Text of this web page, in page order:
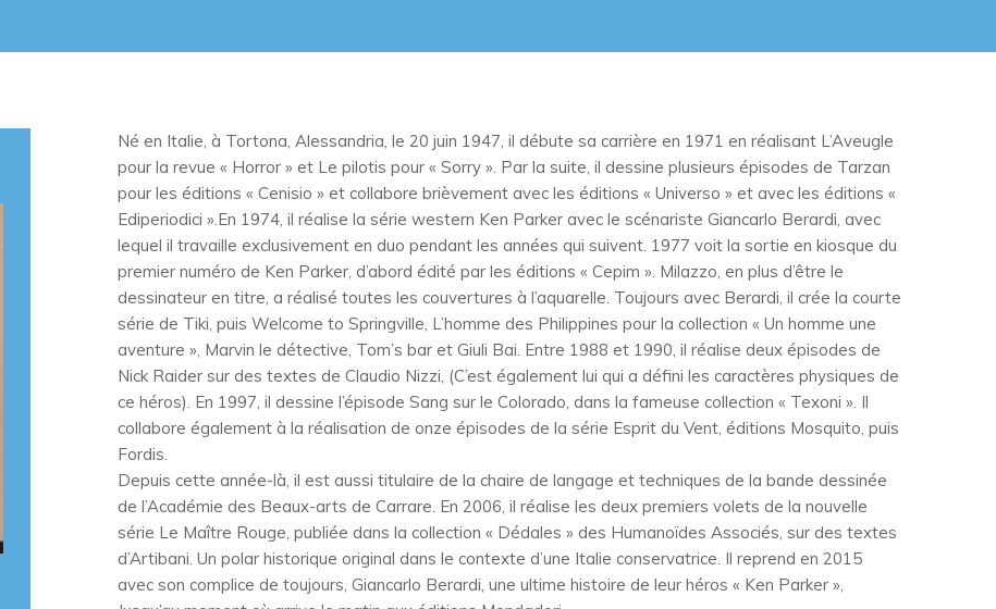
Né en Italie, à Tortona, Alessandria, le 20 juin 1947, il débute sa carrière en 1971 en réalisant L’Aveugle
pour la revue « Horror » et Le pilotis pour « Sorry ». Par la suite, il dessine plusieurs épisodes de Tarzan
pour les éditions « Cenisio » et collabore brièvement avec les éditions « Universo » et avec les éditions «
Ediperiodici ».En 1974, il réalise la série western Ken Parker avec le scénariste Giancarlo Berardi, avec
lequel il travaille exclusivement en duo pendant les années qui suivent. 1977 voit la sortie en kiosque du
premier numéro de Ken Parker, d’abord édité par les éditions « Cepim ». Milazzo, en plus d’être le
dessinateur en titre, a réalisé toutes les couvertures à l’aquarelle. Toujours avec Berardi, il crée la courte
série de Tiki, puis Welcome to Springville, L’homme des Philippines pour la collection « Un homme une
aventure », Marvin le détective, Tom’s bar et Giuli Bai. Entre 1988 et 1990, il réalise deux épisodes de
Nick Raider sur des textes de Claudio Nizzi, (C’est également lui qui a défini les caractères physiques de
ce héros). En 1997, il dessine l’épisode Sang sur le Colorado, dans la fameuse collection « Texoni ». Il
collabore également à la réalisation de onze épisodes de la série Esprit du Vent, éditions Mosquito, puis
Fordis.
Depuis cette année-là, il est aussi titulaire de la chaire de langage et techniques de la bande dessinée
de l’Académie des Beaux-arts de Carrare. En 2006, il réalise les deux premiers volets de la nouvelle
série Le Maître Rouge, publiée dans la collection « Dédales » des Humanoïdes Associés, sur des textes
d’Artibani. Un polar historique original dans le contexte d’une Italie conservatrice. Il reprend en 2015
avec son complice de toujours, Giancarlo Berardi, une ultime histoire de leur héros « Ken Parker »,